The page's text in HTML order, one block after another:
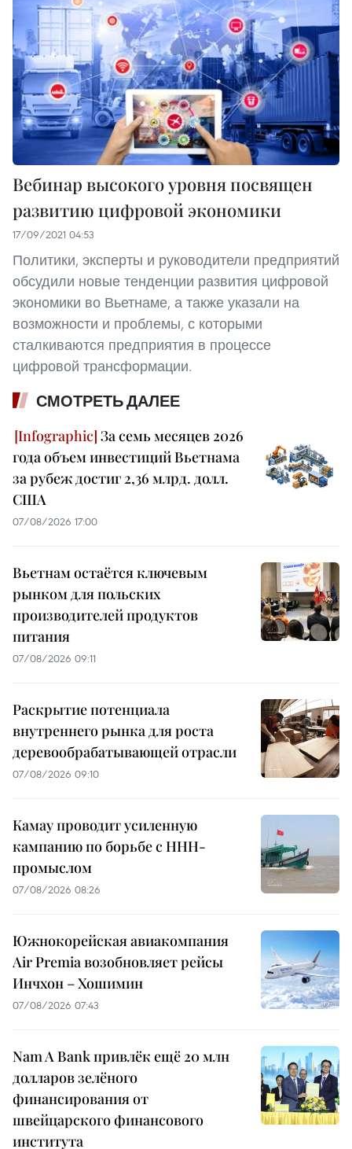
Вебинар высокого уровня посвящен
развитию цифровой экономики
17/09/2021 04:53
Политики, эксперты и руководители предприятий
обсудили новые тенденции развития цифровой
экономики во Вьетнаме, а также указали на
возможности и проблемы, с которыми
сталкиваются предприятия в процессе
цифровой трансформации.
СМОТРЕТЬ ДАЛЕЕ
За семь месяцев 2026
года объем инвестиций Вьетнама
за рубеж достиг 2,36 млрд. долл.
США
07/08/2026 17:00
Вьетнам остаётся ключевым
рынком для польских
производителей продуктов
питания
07/08/2026 09:11
Раскрытие потенциала
внутреннего рынка для роста
деревообрабатывающей отрасли
07/08/2026 09:10
Камау проводит усиленную
кампанию по борьбе с ННН-
промыслом
07/08/2026 08:26
Южнокорейская авиакомпания
Air Premia возобновляет рейсы
Инчхон – Хошимин
07/08/2026 07:43
Nam A Bank привлёк ещё 20 млн
долларов зелёного
финансирования от
швейцарского финансового
института